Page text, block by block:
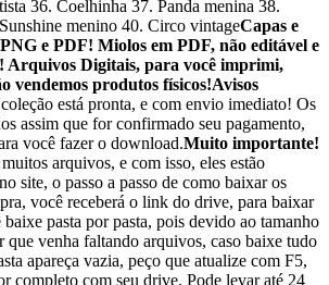
36. Coelhinha 37. Panda menina 38.
menino 40. Circo vintageCapas e
e PDF! Miolos em PDF, não editável e
Arquivos Digitais, para você imprimi,
vendemos produtos físicos!Avisos
está pronta, e com envio imediato! Os
assim que for confirmado seu pagamento,
você fazer o download.Muito importante!
arquivos, e com isso, eles estão
site, o passo a passo de como baixar os
você receberá o link do drive, para baixar
pasta por pasta, pois devido ao tamanho
que venha faltando arquivos, caso baixe tudo
apareça vazia, peço que atualize com F5,
completo com seu drive. Pode levar até 24